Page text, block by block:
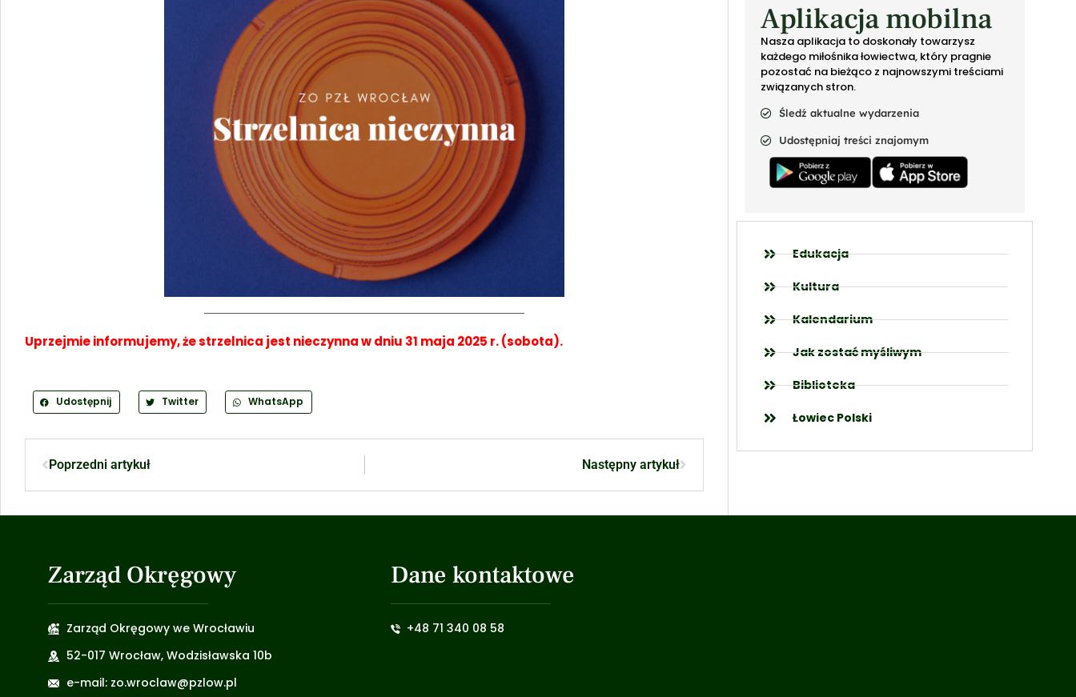
Uprzejmie informujemy, że strzelnica jest nieczynna w dniu 31 maja 2025 r. (sobota).
Udostępnij Twitter WhatsApp
Poprzedni artykuł Następny artykuł
Aplikacja mobilna
Nasza aplikacja to doskonały towarzysz
każdego miłośnika łowiectwa, który pragnie
pozostać na bieżąco z najnowszymi treściami
związanych stron.
Śledź aktualne wydarzenia
Udostępniaj treści znajomym
Edukacja
Kultura
Kalendarium
Jak zostać myśliwym
Biblioteka
Łowiec Polski
Zarząd Okręgowy
Zarząd Okręgowy we Wrocławiu
52-017 Wrocław, Wodzisławska 10b
e-mail: zo.wroclaw@pzlow.pl
Dane kontaktowe
+48 71 340 08 58